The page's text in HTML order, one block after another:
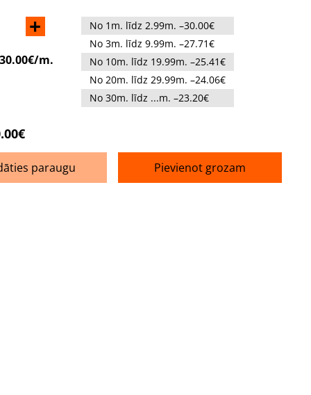
+
m.
No 1m. līdz 2.99m. –30.00€
No 3m. līdz 9.99m. –27.71€
No 10m. līdz 19.99m. –25.41€
No 20m. līdz 29.99m. –24.06€
No 30m. līdz ...m. –23.20€
paraugu Pievienot grozam